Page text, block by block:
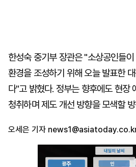
한성숙 중기부 장관은 "소상공인들
환경을 조성하기 위해 오늘 발표한
다"고 밝혔다. 정부는 향후에도 현장
청취하며 제도 개선 방향을 모색할
오세은 기자